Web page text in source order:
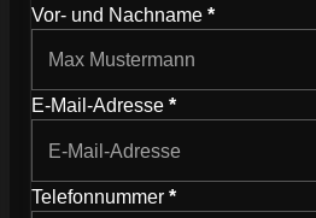
Wie können wir dich kontaktieren?
Vor- und Nachname *
E-Mail-Adresse *
Telefonnummer *